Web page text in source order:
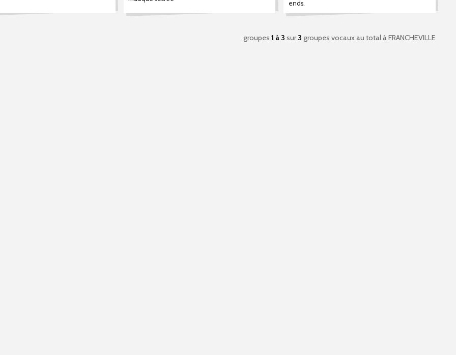
ends.
groupes 1 à 3 sur3 groupes vocaux au totalà FRANCHEVILLE